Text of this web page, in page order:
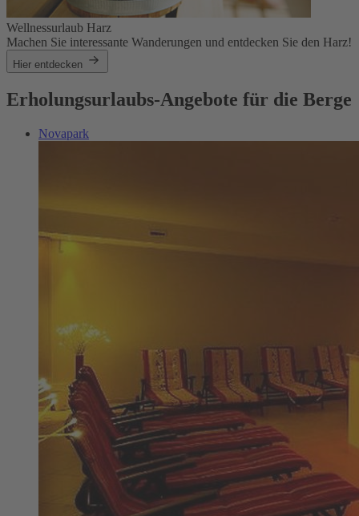
Wellnessurlaub Harz
Machen Sie interessante Wanderungen und entdecken Sie den Harz!
Hier entdecken
Erholungsurlaubs-Angebote für die Berge
Novapark